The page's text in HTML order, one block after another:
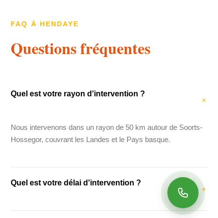
FAQ À HENDAYE
Questions fréquentes
Quel est votre rayon d'intervention ?
Nous intervenons dans un rayon de 50 km autour de Soorts-
Hossegor, couvrant les Landes et le Pays basque.
Quel est votre délai d'intervention ?
Notre délai d'intervention moyen est de 48 heures. Pour les